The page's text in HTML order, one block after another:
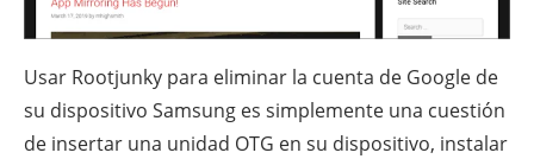
Usar Rootjunky para eliminar la cuenta de Google de
su dispositivo Samsung es simplemente una cuestión
de insertar una unidad OTG en su dispositivo, instalar